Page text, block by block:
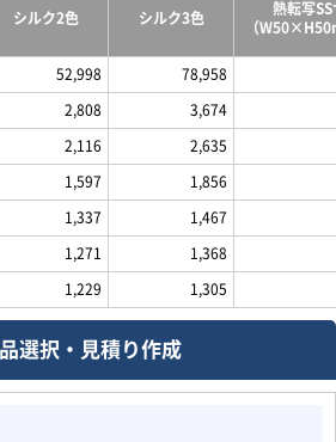
シルク2色 シルク3色
熱転写
（
52,998 78,958
2,808 3,674
2,116 2,635
1,597 1,856
1,337 1,467
1,271 1,368
1,229 1,305
選択・見積り作成